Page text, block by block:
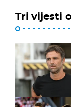
Tri vijesti